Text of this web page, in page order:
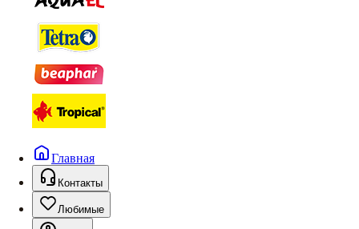
Главная
Контакты
Любимые